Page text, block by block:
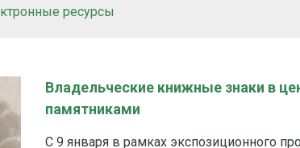
ресурсы
Владельческие книжные знаки в
памятниками
С 9 января в рамках экспозиционного